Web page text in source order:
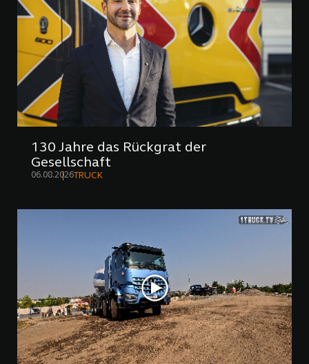
130 Jahre das Rückgrat der
Gesellschaft
06.08.2026 TRUCK